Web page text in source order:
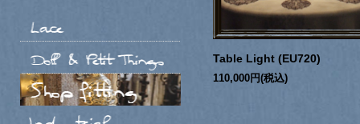
Table Light (EU720)
110,000円(税込)